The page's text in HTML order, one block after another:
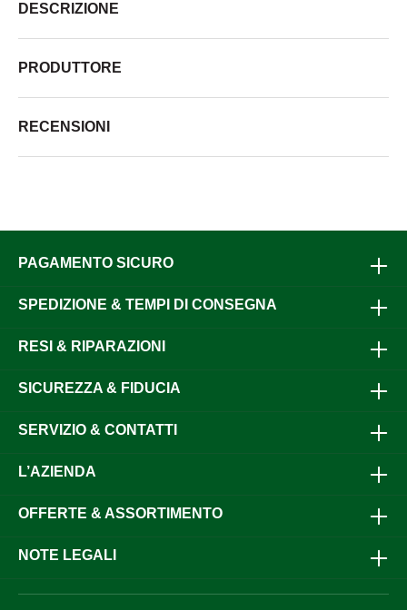
DESCRIZIONE
PRODUTTORE
RECENSIONI
PAGAMENTO SICURO
SPEDIZIONE & TEMPI DI CONSEGNA
RESI & RIPARAZIONI
SICUREZZA & FIDUCIA
SERVIZIO & CONTATTI
L’AZIENDA
OFFERTE & ASSORTIMENTO
NOTE LEGALI